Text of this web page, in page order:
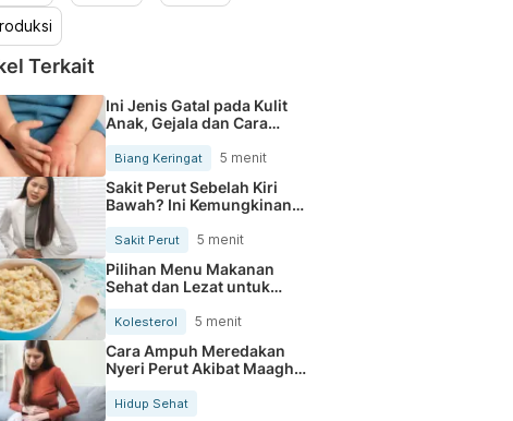
Terkait
Ini Jenis Gatal pada Kulit
Anak, Gejala dan Cara
Mengobatinya
Biang Keringat 5 menit
Sakit Perut Sebelah Kiri
Bawah? Ini Kemungkinan
Sakit Perut 5 menit
Pilihan Menu Makanan
Sehat dan Lezat untuk
Mengurangi Kolesterol
Kolesterol 5 menit
Cara Ampuh Meredakan
Nyeri Perut Akibat Maagh
Kambuh
Hidup Sehat